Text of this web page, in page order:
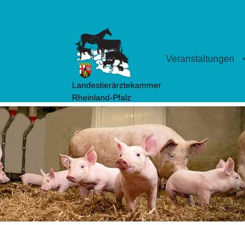
Landestierärztekammer
Rheinland-Pfalz
Veranstaltungen